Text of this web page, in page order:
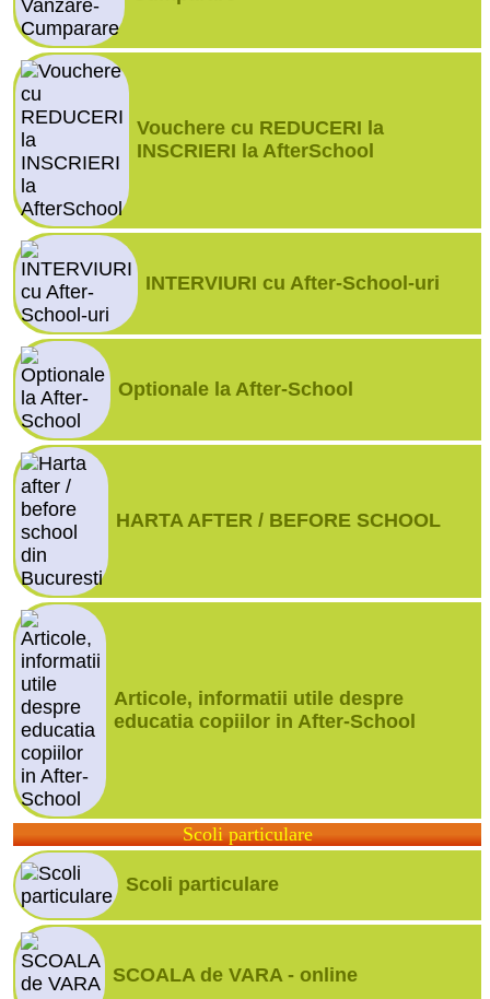
Vouchere cu REDUCERI la
INSCRIERI la AfterSchool
INTERVIURI cu After-School-uri
Optionale la After-School
HARTA AFTER / BEFORE SCHOOL
Articole, informatii utile despre
educatia copiilor in After-School
Scoli particulare
Scoli particulare
SCOALA de VARA - online